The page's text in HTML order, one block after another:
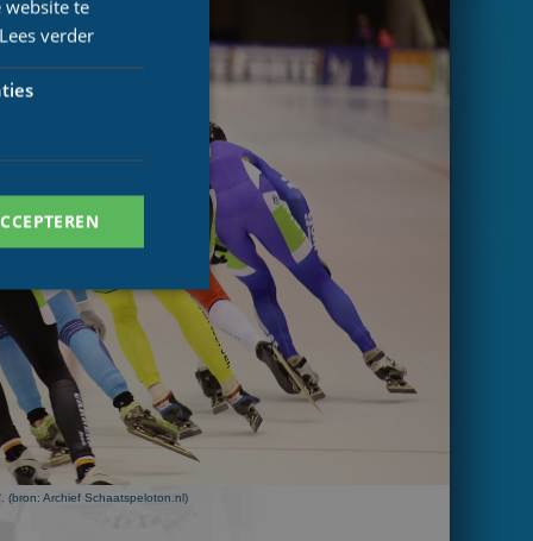
(bron: Archief Schaatspeloton.nl)
website te
Lees verder
cookies kunnen
Analytics -
used